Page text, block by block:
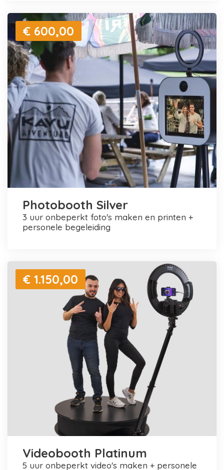
€ 600,00
Photobooth Silver
3 uur onbeperkt foto's maken en printen +
personele begeleiding
€ 1.150,00
Videobooth Platinum
5 uur onbeperkt video's maken + personele